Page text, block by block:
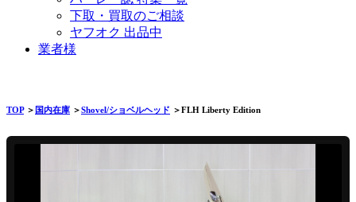
下取・買取のご相談
ヤフオク 出品中
業者様
TOP＞ 国内在庫 ＞Shovel/ショベルヘッド ＞FLH Liberty Edition